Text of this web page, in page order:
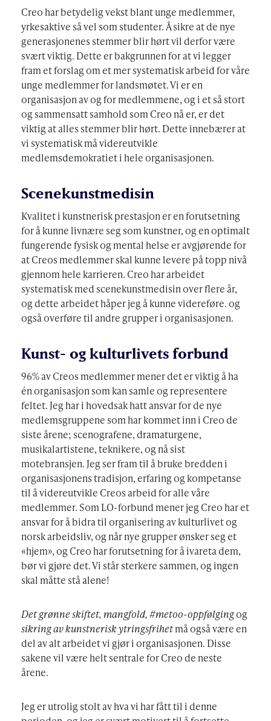
Creo har betydelig vekst blant unge medlemmer,
yrkesaktive så vel som studenter. Å sikre at de nye
generasjonenes stemmer blir hørt vil derfor være
svært viktig. Dette er bakgrunnen for at vi legger
fram et forslag om et mer systematisk arbeid for våre
unge medlemmer for landsmøtet. Vi er en
organisasjon av og for medlemmene, og i et så stort
og sammensatt samhold som Creo nå er, er det
viktig at alles stemmer blir hørt. Dette innebærer at
vi systematisk må videreutvikle
medlemsdemokratiet i hele organisasjonen.
Scenekunstmedisin
Kvalitet i kunstnerisk prestasjon er en forutsetning
for å kunne livnære seg som kunstner, og en optimalt
fungerende fysisk og mental helse er avgjørende for
at Creos medlemmer skal kunne levere på topp nivå
gjennom hele karrieren. Creo har arbeidet
systematisk med scenekunstmedisin over flere år,
og dette arbeidet håper jeg å kunne videreføre. og
også overføre til andre grupper i organisasjonen.
Kunst- og kulturlivets forbund
96% av Creos medlemmer mener det er viktig å ha
én organisasjon som kan samle og representere
feltet. Jeg har i hovedsak hatt ansvar for de nye
medlemsgruppene som har kommet inn i Creo de
siste årene; scenografene, dramaturgene,
musikalartistene, teknikere, og nå sist
motebransjen. Jeg ser fram til å bruke bredden i
organisasjonens tradisjon, erfaring og kompetanse
til å videreutvikle Creos arbeid for alle våre
medlemmer. Som LO-forbund mener jeg Creo har et
ansvar for å bidra til organisering av kulturlivet og
norsk arbeidsliv, og når nye grupper ønsker seg et
«hjem», og Creo har forutsetning for å ivareta dem,
bør vi gjøre det. Vi står sterkere sammen, og ingen
skal måtte stå alene!
Det grønne skiftet, mangfold, #metoo-oppfølgingog
sikring av kunstnerisk ytringsfrihetmå også være en
del av alt arbeidet vi gjør i organisasjonen. Disse
sakene vil være helt sentrale for Creo de neste
årene.
Jeg er utrolig stolt av hva vi har fått til i denne